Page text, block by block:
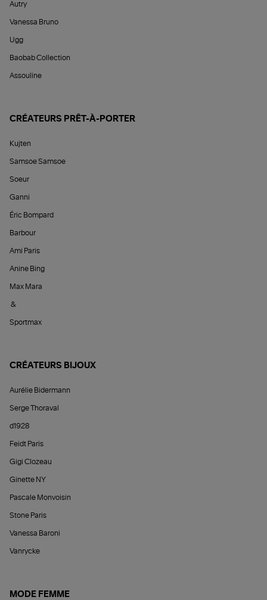
Autry
Vanessa Bruno
Ugg
Baobab Collection
Assouline
CRÉATEURS PRÊT-À-PORTER
Kujten
Samsoe Samsoe
Soeur
Ganni
Éric Bompard
Barbour
Ami Paris
Anine Bing
Max Mara
&
Sportmax
CRÉATEURS BIJOUX
Aurélie Bidermann
Serge Thoraval
d1928
Feidt Paris
Gigi Clozeau
Ginette NY
Pascale Monvoisin
Stone Paris
Vanessa Baroni
Vanrycke
MODE FEMME